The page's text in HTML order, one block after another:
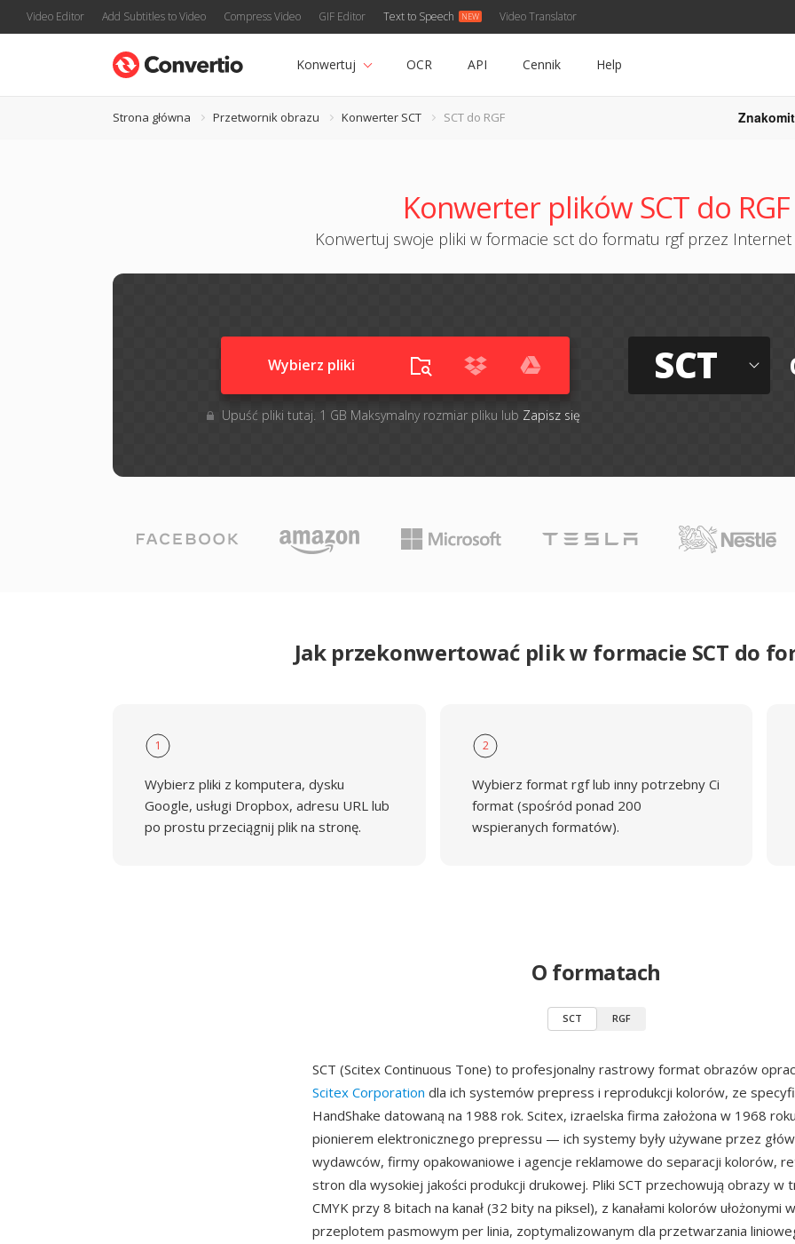
Video Editor Add Subtitles to Video Compress Video GIF Editor Text to Speech Video Translator
Konwertuj OCR API Cennik Help
Strona główna Przetwornik obrazu Konwerter SCT SCT do RGF
Konwerter plików SCT do RGF
Konwertuj swoje pliki w formacie sct do formatu rgf przez Internet
Wybierz pliki
Upuść pliki tutaj. 1 GB Maksymalny rozmiar pliku lub Zapisz się
SCT
Jak przekonwertować plik w formacie SCT do
1
Wybierz pliki z komputera, dysku
Google, usługi Dropbox, adresu URL lub
po prostu przeciągnij plik na stronę.
2
Wybierz format rgf lub inny potrzebny Ci
format (spośród ponad 200
wspieranych formatów).
O formatach
SCT RGF
SCT (Scitex Continuous Tone) to profesjonalny rastrowy format obrazów
Scitex Corporation dla ich systemów prepress i reprodukcji kolorów, ze
HandShake datowaną na 1988 rok. Scitex, izraelska firma założona w 1968
pionierem elektronicznego prepressu — ich systemy były używane przez
wydawców, firmy opakowaniowe i agencje reklamowe do separacji kolorów,
stron dla wysokiej jakości produkcji drukowej. Pliki SCT przechowują obrazy w
CMYK przy 8 bitach na kanał (32 bity na piksel), z kanałami kolorów ułożonymi
przeplotem pasmowym per linia, zoptymalizowanym dla przetwarzania